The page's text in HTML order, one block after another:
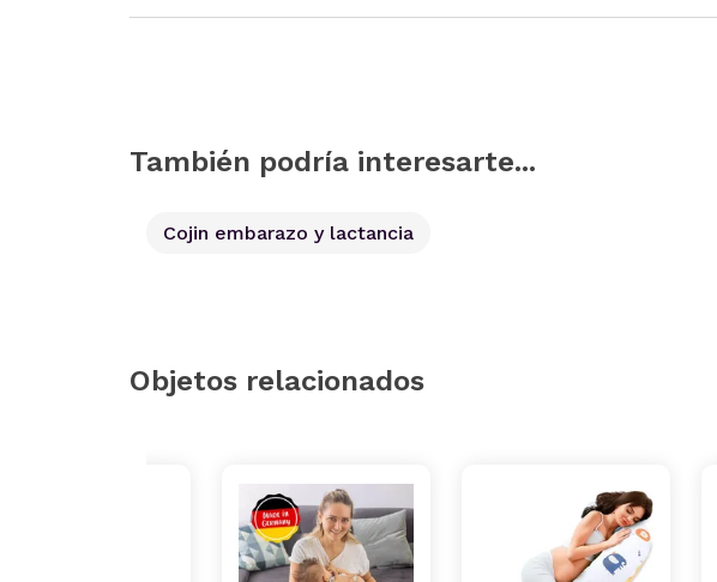
También podría interesarte...
Cojin embarazo y lactancia
Objetos relacionados